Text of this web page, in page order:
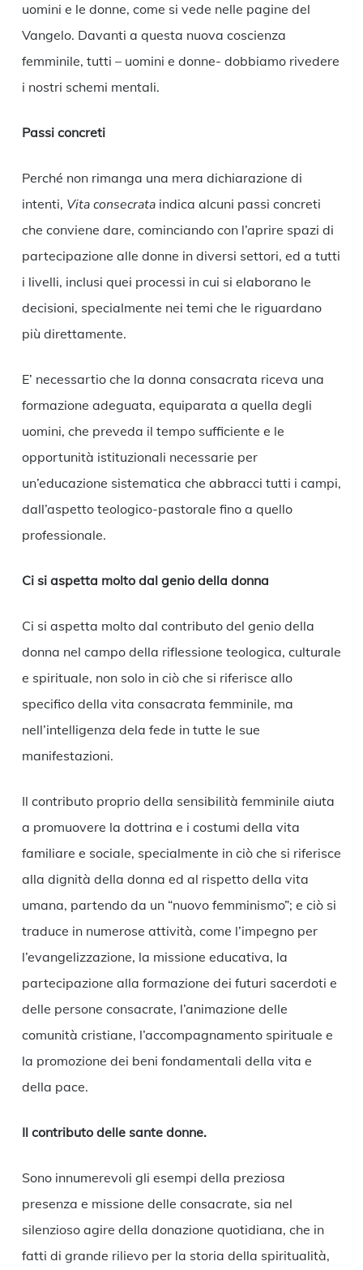
uomini e le donne, come si vede nelle pagine del
Vangelo. Davanti a questa nuova coscienza
femminile, tutti – uomini e donne- dobbiamo rivedere
i nostri schemi mentali.
Passi concreti
Perché non rimanga una mera dichiarazione di
intenti, Vita consecrataindica alcuni passi concreti
che conviene dare, cominciando con l’aprire spazi di
partecipazione alle donne in diversi settori, ed a tutti
i livelli, inclusi quei processi in cui si elaborano le
decisioni, specialmente nei temi che le riguardano
più direttamente.
E’ necessartio che la donna consacrata riceva una
formazione adeguata, equiparata a quella degli
uomini, che preveda il tempo sufficiente e le
opportunità istituzionali necessarie per
un’educazione sistematica che abbracci tutti i campi,
dall’aspetto teologico-pastorale fino a quello
professionale.
Ci si aspetta molto dal genio della donna
Ci si aspetta molto dal contributo del genio della
donna nel campo della riflessione teologica, culturale
e spirituale, non solo in ciò che si riferisce allo
specifico della vita consacrata femminile, ma
nell’intelligenza dela fede in tutte le sue
manifestazioni.
Il contributo proprio della sensibilità femminile aiuta
a promuovere la dottrina e i costumi della vita
familiare e sociale, specialmente in ciò che si riferisce
alla dignità della donna ed al rispetto della vita
umana, partendo da un “nuovo femminismo”; e ciò si
traduce in numerose attività, come l’impegno per
l’evangelizzazione, la missione educativa, la
partecipazione alla formazione dei futuri sacerdoti e
delle persone consacrate, l’animazione delle
comunità cristiane, l’accompagnamento spirituale e
la promozione dei beni fondamentali della vita e
della pace.
Il contributo delle sante donne.
Sono innumerevoli gli esempi della preziosa
presenza e missione delle consacrate, sia nel
silenzioso agire della donazione quotidiana, che in
fatti di grande rilievo per la storia della spiritualità,